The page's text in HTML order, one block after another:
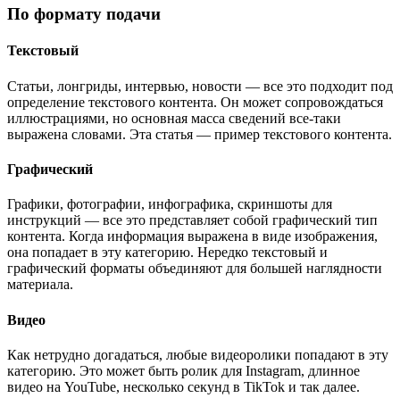
По формату подачи
Текстовый
Статьи, лонгриды, интервью, новости — все это подходит под
определение текстового контента. Он может сопровождаться
иллюстрациями, но основная масса сведений все-таки
выражена словами. Эта статья — пример текстового контента.
Графический
Графики, фотографии, инфографика, скриншоты для
инструкций — все это представляет собой графический тип
контента. Когда информация выражена в виде изображения,
она попадает в эту категорию. Нередко текстовый и
графический форматы объединяют для большей наглядности
материала.
Видео
Как нетрудно догадаться, любые видеоролики попадают в эту
категорию. Это может быть ролик для Instagram, длинное
видео на YouTube, несколько секунд в TikTok и так далее.